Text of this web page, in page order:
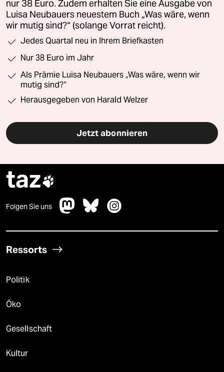
nur 38 Euro. Zudem erhalten Sie eine Ausgabe von
Luisa Neubauers neuestem Buch „Was wäre, wenn
wir mutig sind?“ (solange Vorrat reicht).
Jedes Quartal neu in Ihrem Briefkasten
Nur 38 Euro im Jahr
Als Prämie Luisa Neubauers „Was wäre, wenn wir
mutig sind?“
Herausgegeben von Harald Welzer
Jetzt abonnieren
taz
Folgen Sie uns
Ressorts
Politik
Öko
Gesellschaft
Kultur